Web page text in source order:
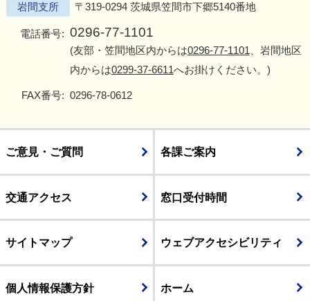
岩間支所 〒319-0294 茨城県笠間市下郷5140番地
電話番号: 0296-77-1101
(友部・笠間地区内からは0296-77-1101、岩間地区
内からは0299-37-6611へお掛けください。)
FAX番号: 0296-78-0612
ご意見・ご質問 各課ご案内
交通アクセス 窓口受付時間
サイトマップ ウェブアクセシビリティ
個人情報保護方針 ホーム